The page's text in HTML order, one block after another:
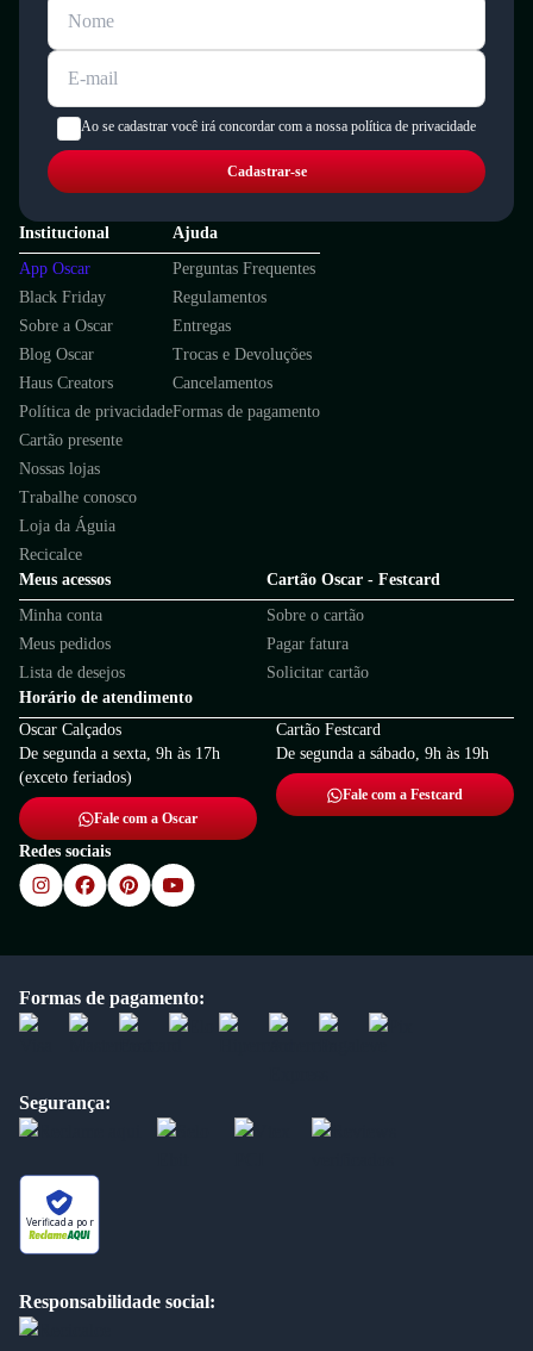
Ao se cadastrar você irá concordar com a nossa política de privacidade
Cadastrar-se
Institucional
App Oscar
Black Friday
Sobre a Oscar
Blog Oscar
Haus Creators
Política de privacidade
Cartão presente
Nossas lojas
Trabalhe conosco
Loja da Águia
Recicalce
Ajuda
Perguntas Frequentes
Regulamentos
Entregas
Trocas e Devoluções
Cancelamentos
Formas de pagamento
Meus acessos
Minha conta
Meus pedidos
Lista de desejos
Cartão Oscar - Festcard
Sobre o cartão
Pagar fatura
Solicitar cartão
Horário de atendimento
Oscar Calçados
De segunda a sexta, 9h às 17h
(exceto feriados)
Fale com a Oscar
Cartão Festcard
De segunda a sábado, 9h às 19h
Fale com a Festcard
Redes sociais
Formas de pagamento:
Segurança:
Verificada por
Responsabilidade social: